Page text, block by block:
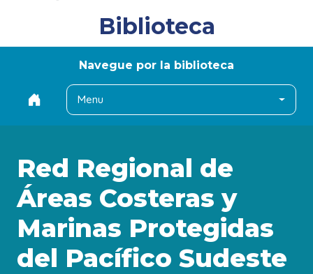
Biblioteca
Navegue por la biblioteca
Menu
Red Regional de
Áreas Costeras y
Marinas Protegidas
del Pacífico Sudeste